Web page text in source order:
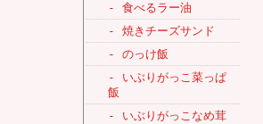
- 食べるラー油
- 焼きチーズサンド
- のっけ飯
- いぶりがっこ菜っぱ
飯
- いぶりがっこなめ茸